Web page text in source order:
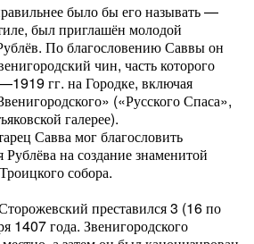
было бы его называть —
был приглашён молодой
По благословению Саввы он
чин, часть которого
гг. на Городке, включая
(«Русского Спаса»,
галерее).
Савва мог благословить
на создание знаменитой
собора.
преставился 3 (16 по
1407 года. Звенигородского